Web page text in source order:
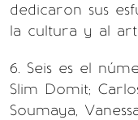
dedicaron sus
la cultura y al
6. Seis es el
Slim Domit;
Soumaya,